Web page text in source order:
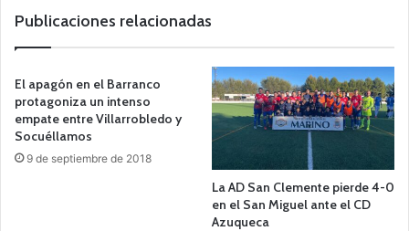
Publicaciones relacionadas
El apagón en el Barranco
protagoniza un intenso
empate entre Villarrobledo y
Socuéllamos
9 de septiembre de 2018
La AD San Clemente pierde 4-0
en el San Miguel ante el CD
Azuqueca